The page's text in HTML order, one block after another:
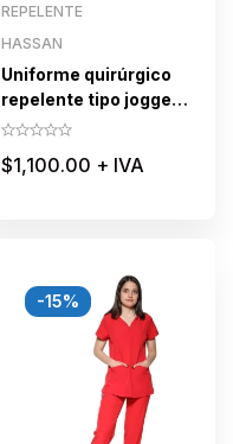
REPELENTE
HASSAN
Uniforme quirúrgico
repelente tipo jogger
para caballero
$1,100.00 + IVA
-15%